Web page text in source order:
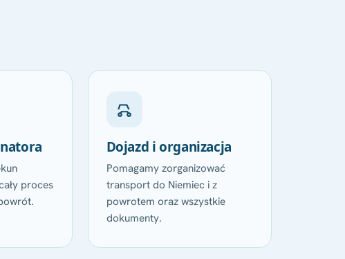
proces
Dojazd i organizacja
Pomagamy zorganizować
transport do Niemiec i z
powrotem oraz wszystkie
dokumenty.